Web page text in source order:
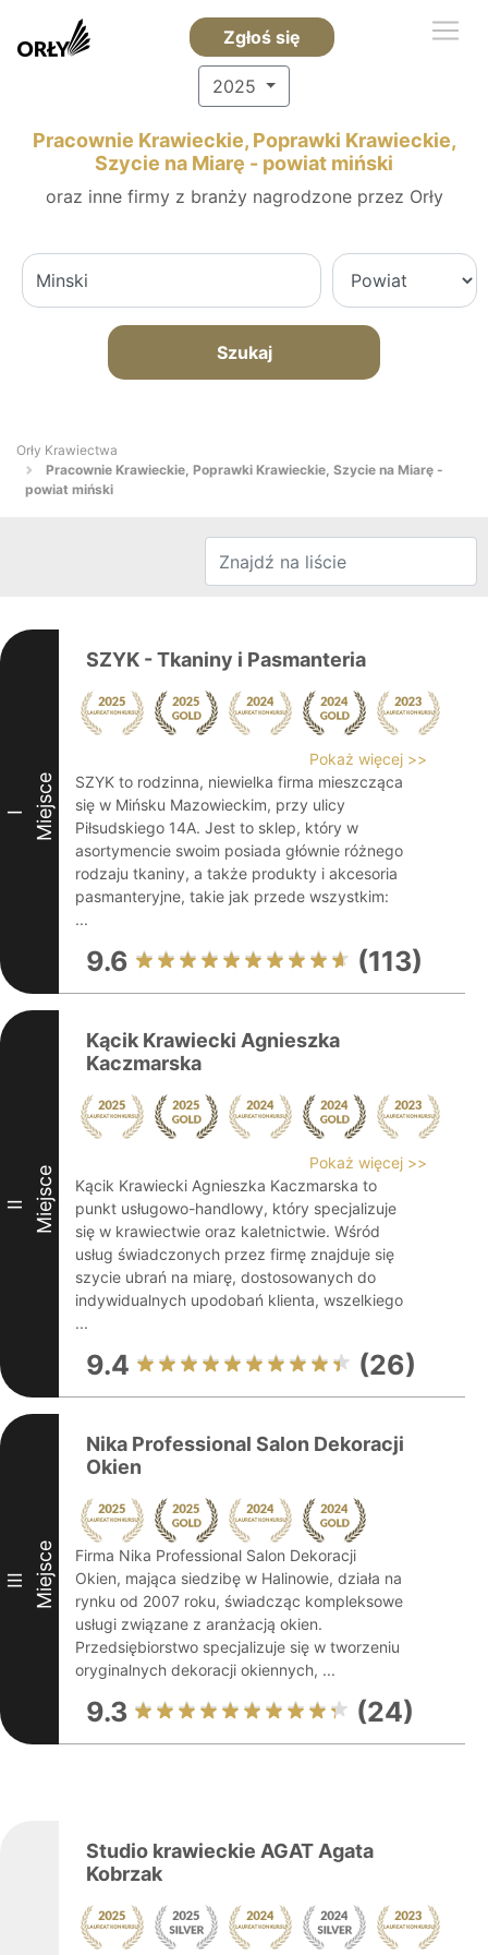
Zgłoś się
2025
Pracownie Krawieckie, Poprawki Krawieckie,
Szycie na Miarę - powiat miński
oraz inne firmy z branży nagrodzone przez Orły
Szukaj
Orły Krawiectwa
Pracownie Krawieckie, Poprawki Krawieckie, Szycie na Miarę -
powiat miński
I Miejsce
SZYK - Tkaniny i Pasmanteria
Pokaż więcej >>
SZYK to rodzinna, niewielka firma mieszcząca
się w Mińsku Mazowieckim, przy ulicy
Piłsudskiego 14A. Jest to sklep, który w
asortymencie swoim posiada głównie różnego
rodzaju tkaniny, a także produkty i akcesoria
pasmanteryjne, takie jak przede wszystkim:
...
9.6 (113)
II Miejsce
Kącik Krawiecki Agnieszka
Kaczmarska
Pokaż więcej >>
Kącik Krawiecki Agnieszka Kaczmarska to
punkt usługowo-handlowy, który specjalizuje
się w krawiectwie oraz kaletnictwie. Wśród
usług świadczonych przez firmę znajduje się
szycie ubrań na miarę, dostosowanych do
indywidualnych upodobań klienta, wszelkiego
...
9.4 (26)
III Miejsce
Nika Professional Salon Dekoracji
Okien
Firma Nika Professional Salon Dekoracji
Okien, mająca siedzibę w Halinowie, działa na
rynku od 2007 roku, świadcząc kompleksowe
usługi związane z aranżacją okien.
Przedsiębiorstwo specjalizuje się w tworzeniu
oryginalnych dekoracji okiennych, ...
9.3 (24)
Studio krawieckie AGAT Agata
Kobrzak